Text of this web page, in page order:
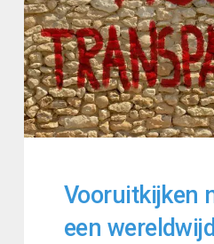
Vooruitkijken
een